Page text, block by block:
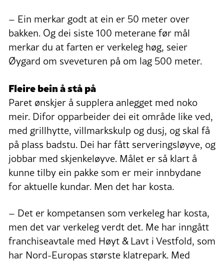
– Ein merkar godt at ein er 50 meter over
bakken. Og dei siste 100 meterane før mål
merkar du at farten er verkeleg høg, seier
Øygard om sveveturen på om lag 500 meter.
Fleire bein å stå på
Paret ønskjer å supplera anlegget med noko
meir. Difor opparbeider dei eit område like ved,
med grillhytte, villmarkskulp og dusj, og skal få
på plass badstu. Dei har fått serveringsløyve, og
jobbar med skjenkeløyve. Målet er så klart å
kunne tilby ein pakke som er meir innbydane
for aktuelle kundar. Men det har kosta.
– Det er kompetansen som verkeleg har kosta,
men det var verkeleg verdt det. Me har inngått
franchiseavtale med Høyt & Lavt i Vestfold, som
har Nord-Europas største klatrepark. Med